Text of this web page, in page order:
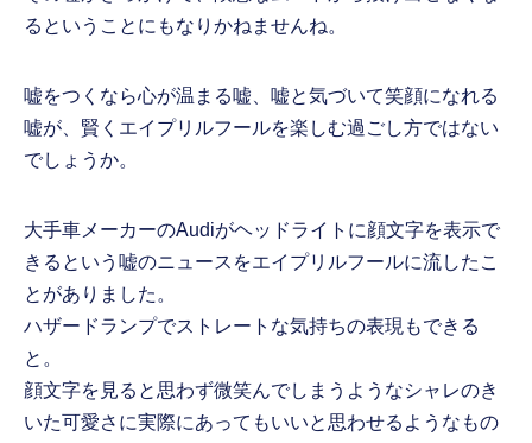
るということにもなりかねませんね。
嘘をつくなら心が温まる嘘、嘘と気づいて笑顔になれる
嘘が、賢くエイプリルフールを楽しむ過ごし方ではない
でしょうか。
大手車メーカーのAudiがヘッドライトに顔文字を表示で
きるという嘘のニュースをエイプリルフールに流したこ
とがありました。
ハザードランプでストレートな気持ちの表現もできる
と。
顔文字を見ると思わず微笑んでしまうようなシャレのき
いた可愛さに実際にあってもいいと思わせるようなもの